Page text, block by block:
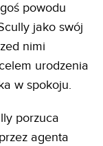
powodu
jako swój
nimi
urodzenia
w spokoju.
porzuca
agenta